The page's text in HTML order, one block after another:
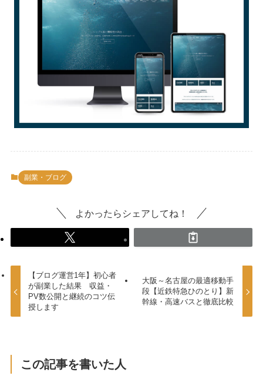
副業・ブログ
よかったらシェアしてね！
【ブログ運営1年】初心者
が副業した結果 収益・
PV数公開と継続のコツ伝
授します
大阪～名古屋の最適移動手
段【近鉄特急ひのとり】新
幹線・高速バスと徹底比較
この記事を書いた人